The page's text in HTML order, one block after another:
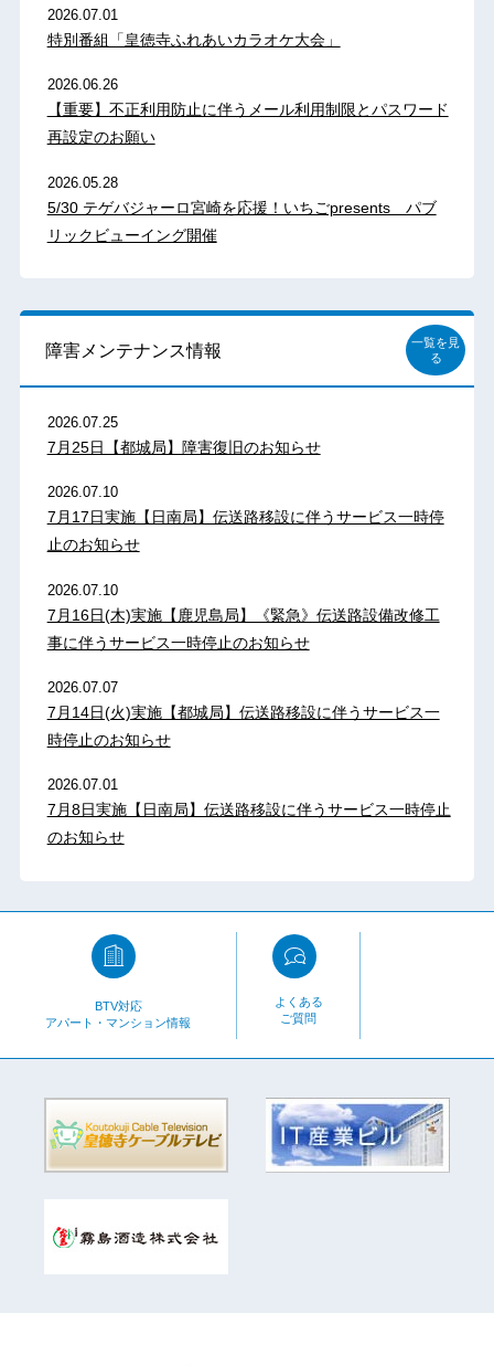
2026.07.01
特別番組「皇徳寺ふれあいカラオケ大会」
2026.06.26
【重要】不正利用防止に伴うメール利用制限とパスワード
再設定のお願い
2026.05.28
5/30 テゲバジャーロ宮崎を応援！いちごpresents パブ
リックビューイング開催
障害メンテナンス情報
一覧を見
る
2026.07.25
7月25日【都城局】障害復旧のお知らせ
2026.07.10
7月17日実施【日南局】伝送路移設に伴うサービス一時停
止のお知らせ
2026.07.10
7月16日(木)実施【鹿児島局】《緊急》伝送路設備改修工
事に伴うサービス一時停止のお知らせ
2026.07.07
7月14日(火)実施【都城局】伝送路移設に伴うサービス一
時停止のお知らせ
2026.07.01
7月8日実施【日南局】伝送路移設に伴うサービス一時停止
のお知らせ
BTV対応
アパート・マンション情報
よくある
ご質問